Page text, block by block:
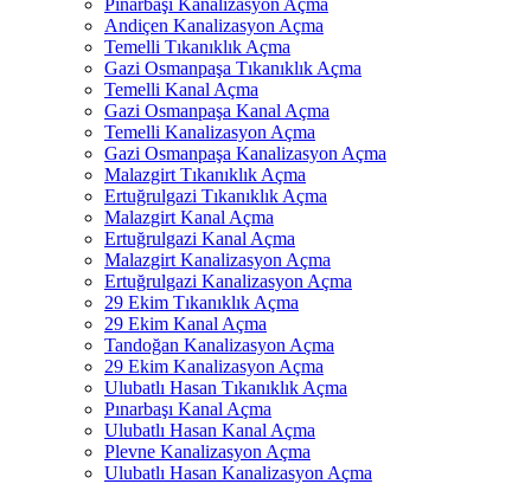
Pınarbaşı Kanalizasyon Açma
Andiçen Kanalizasyon Açma
Temelli Tıkanıklık Açma
Gazi Osmanpaşa Tıkanıklık Açma
Temelli Kanal Açma
Gazi Osmanpaşa Kanal Açma
Temelli Kanalizasyon Açma
Gazi Osmanpaşa Kanalizasyon Açma
Malazgirt Tıkanıklık Açma
Ertuğrulgazi Tıkanıklık Açma
Malazgirt Kanal Açma
Ertuğrulgazi Kanal Açma
Malazgirt Kanalizasyon Açma
Ertuğrulgazi Kanalizasyon Açma
29 Ekim Tıkanıklık Açma
29 Ekim Kanal Açma
Tandoğan Kanalizasyon Açma
29 Ekim Kanalizasyon Açma
Ulubatlı Hasan Tıkanıklık Açma
Pınarbaşı Kanal Açma
Ulubatlı Hasan Kanal Açma
Plevne Kanalizasyon Açma
Ulubatlı Hasan Kanalizasyon Açma